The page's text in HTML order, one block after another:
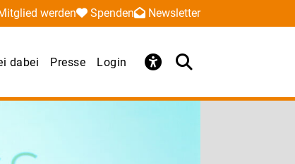
werden Spenden Newsletter
dabei Presse Login